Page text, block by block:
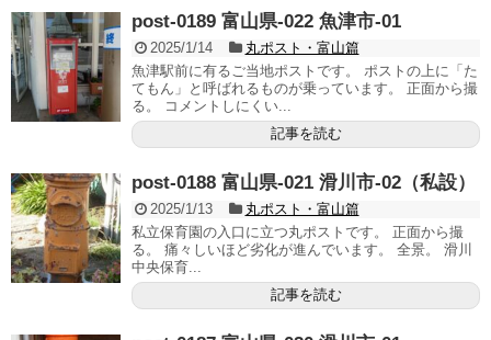
post-0189 富山県-022 魚津市-01
2025/1/14
丸ポスト・富山篇
魚津駅前に有るご当地ポストです。 ポストの上に「た
てもん」と呼ばれるものが乗っています。 正面から撮
る。 コメントしにくい...
記事を読む
post-0188 富山県-021 滑川市-02（私設）
2025/1/13
丸ポスト・富山篇
私立保育園の入口に立つ丸ポストです。 正面から撮
る。 痛々しいほど劣化が進んでいます。 全景。 滑川
中央保育...
記事を読む